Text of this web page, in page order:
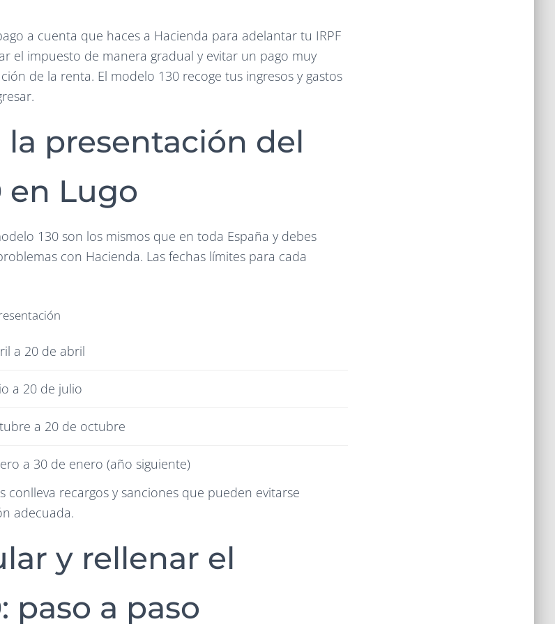
a cuenta que haces a Hacienda para adelantar tu IRPF
el impuesto de manera gradual y evitar un pago muy
de la renta. El modelo 130 recoge tus ingresos y gastos
la presentación del
en Lugo
130 son los mismos que en toda España y debes
con Hacienda. Las fechas límites para cada
a 20 de abril
a 20 de julio
a 20 de octubre
a 30 de enero (año siguiente)
conlleva recargos y sanciones que pueden evitarse
adecuada.
y rellenar el
paso a paso